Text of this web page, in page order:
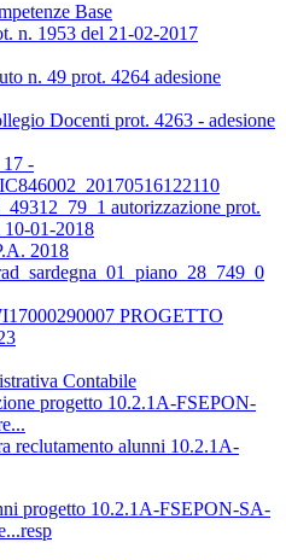
Base
n. 1953 del 21-02-2017
n. 49 prot. 4264 adesione
Docenti prot. 4263 - adesione
-
autorizzazione prot.
01-2018
2018
PROGETTO
Contabile
progetto 10.2.1A-FSEPON-
reclutamento alunni 10.2.1A-
progetto 10.2.1A-FSEPON-SA-